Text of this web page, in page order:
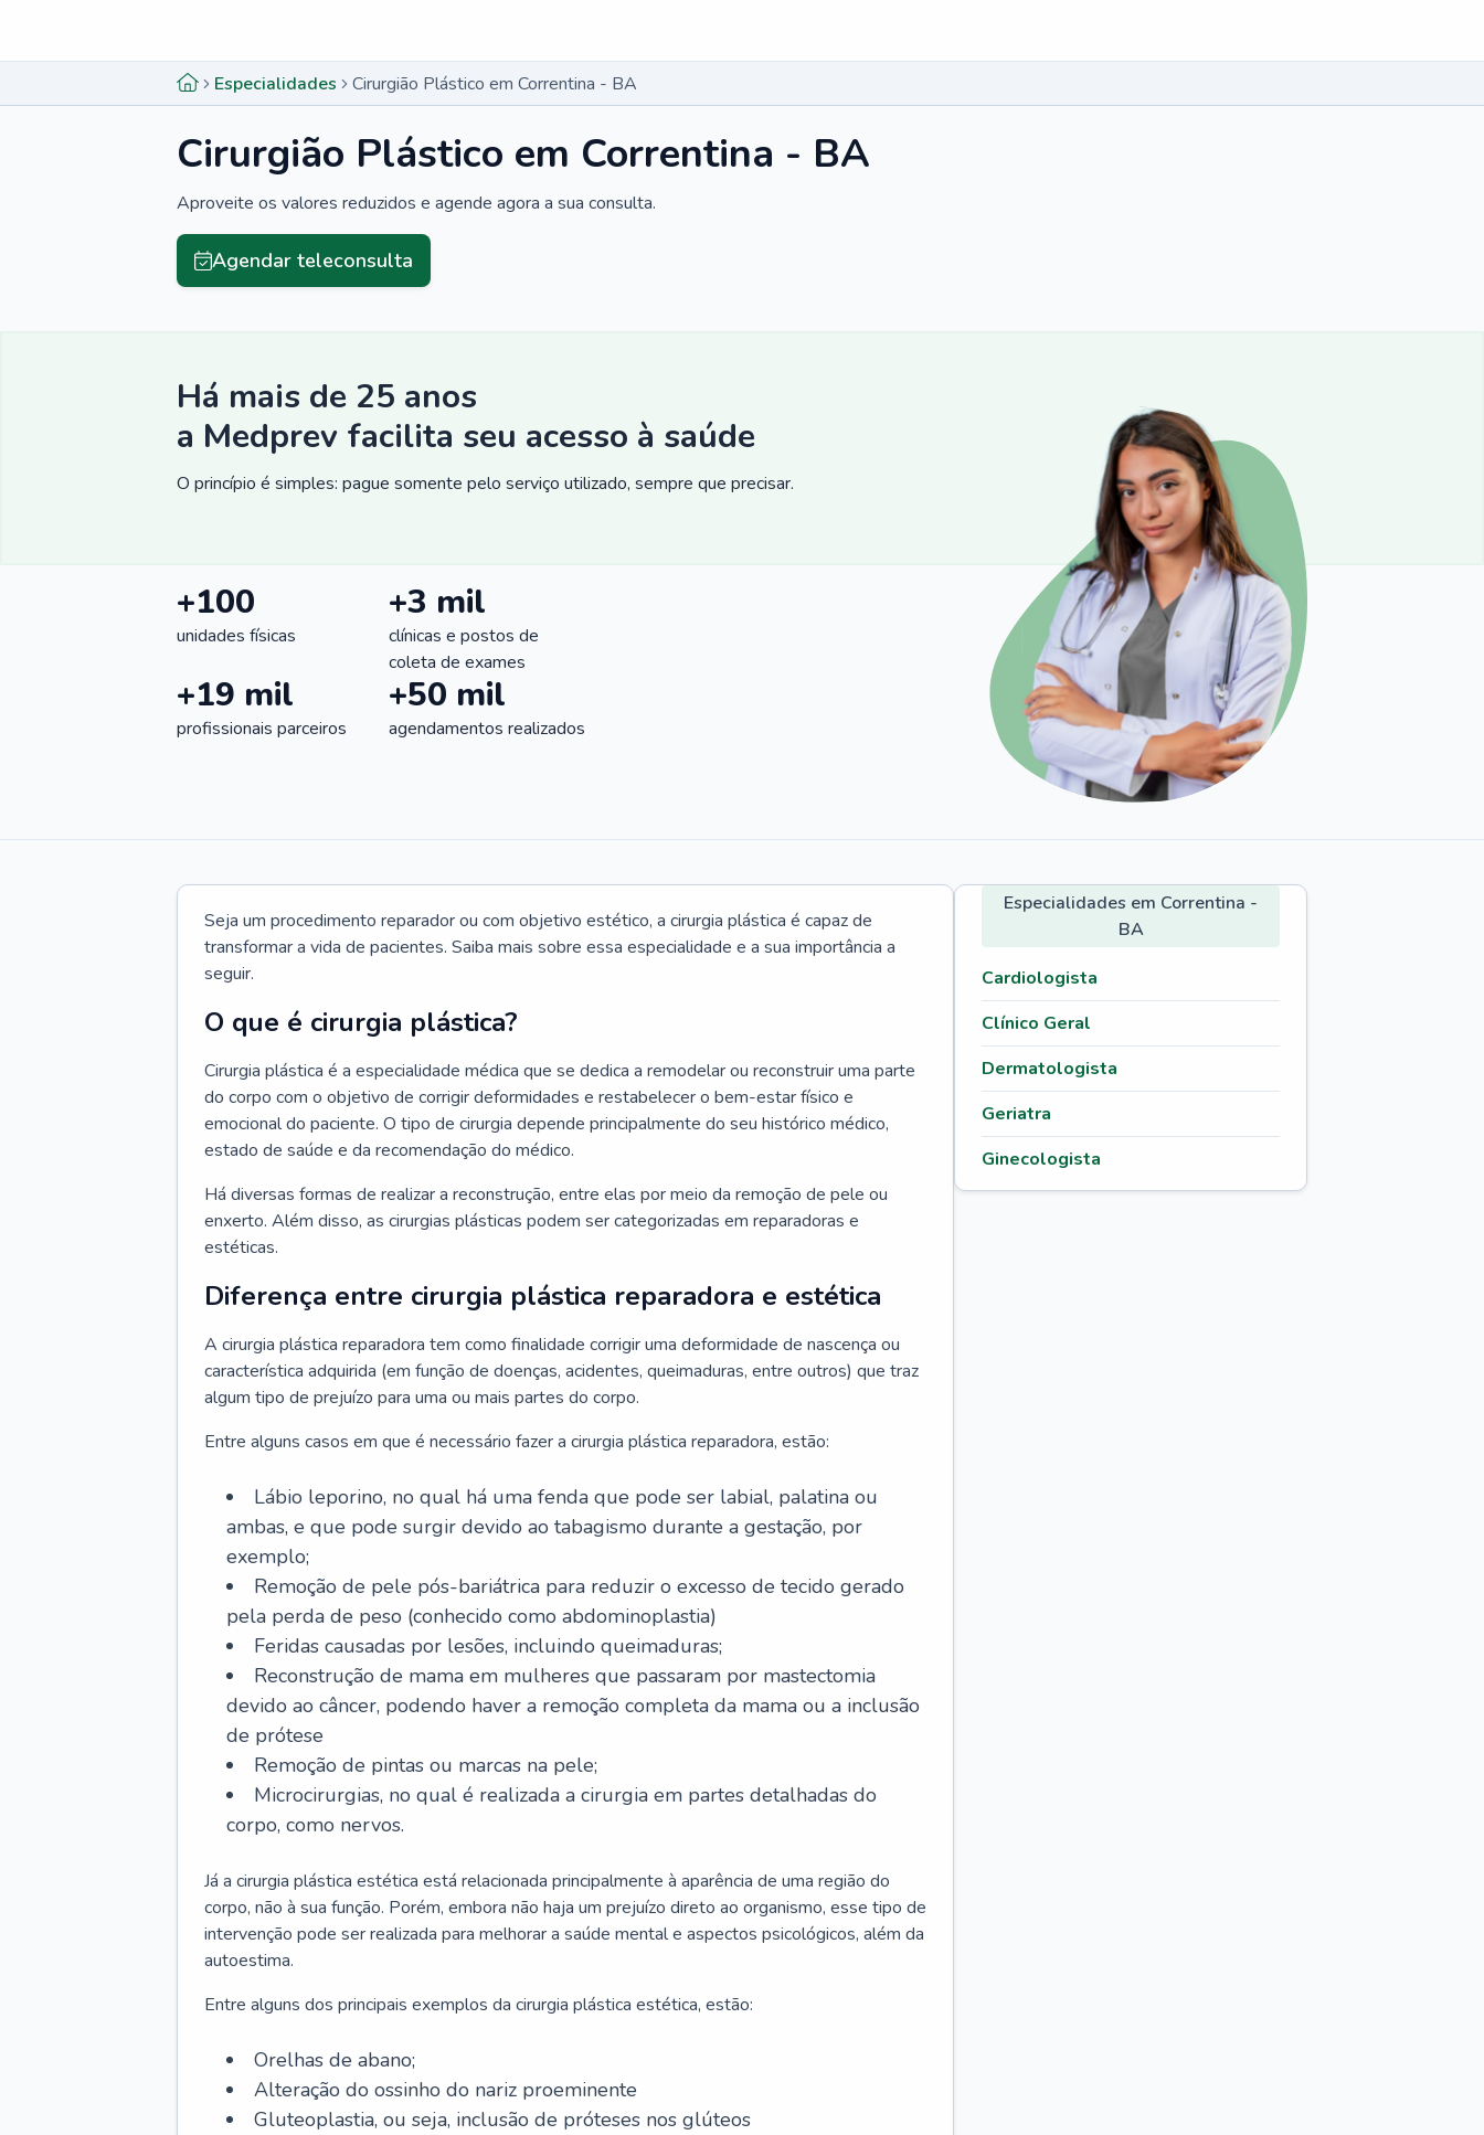
Especialidades Cirurgião Plástico em Correntina - BA
Cirurgião Plástico em Correntina - BA
Aproveite os valores reduzidos e agende agora a sua consulta.
Agendar teleconsulta
Há mais de 25 anos
a Medprev facilita seu acesso à saúde
O princípio é simples: pague somente pelo serviço utilizado, sempre que precisar.
+100
unidades físicas
+3 mil
clínicas e postos de
coleta de exames
+19 mil
profissionais parceiros
+50 mil
agendamentos realizados
Seja um procedimento reparador ou com objetivo estético, a cirurgia plástica é capaz de
transformar a vida de pacientes. Saiba mais sobre essa especialidade e a sua importância a
seguir.
O que é cirurgia plástica?
Cirurgia plástica é a especialidade médica que se dedica a remodelar ou reconstruir uma parte
do corpo com o objetivo de corrigir deformidades e restabelecer o bem-estar físico e
emocional do paciente. O tipo de cirurgia depende principalmente do seu histórico médico,
estado de saúde e da recomendação do médico.
Há diversas formas de realizar a reconstrução, entre elas por meio da remoção de pele ou
enxerto. Além disso, as cirurgias plásticas podem ser categorizadas em reparadoras e
estéticas.
Diferença entre cirurgia plástica reparadora e estética
A cirurgia plástica reparadora tem como finalidade corrigir uma deformidade de nascença ou
característica adquirida (em função de doenças, acidentes, queimaduras, entre outros) que traz
algum tipo de prejuízo para uma ou mais partes do corpo.
Entre alguns casos em que é necessário fazer a cirurgia plástica reparadora, estão:
Lábio leporino, no qual há uma fenda que pode ser labial, palatina ou
ambas, e que pode surgir devido ao tabagismo durante a gestação, por
exemplo;
Remoção de pele pós-bariátrica para reduzir o excesso de tecido gerado
pela perda de peso (conhecido como abdominoplastia)
Feridas causadas por lesões, incluindo queimaduras;
Reconstrução de mama em mulheres que passaram por mastectomia
devido ao câncer, podendo haver a remoção completa da mama ou a inclusão
de prótese
Remoção de pintas ou marcas na pele;
Microcirurgias, no qual é realizada a cirurgia em partes detalhadas do
corpo, como nervos.
Já a cirurgia plástica estética está relacionada principalmente à aparência de uma região do
corpo, não à sua função. Porém, embora não haja um prejuízo direto ao organismo, esse tipo de
intervenção pode ser realizada para melhorar a saúde mental e aspectos psicológicos, além da
autoestima.
Entre alguns dos principais exemplos da cirurgia plástica estética, estão:
Orelhas de abano;
Alteração do ossinho do nariz proeminente
Gluteoplastia, ou seja, inclusão de próteses nos glúteos
Especialidades em Correntina -
BA
Cardiologista
Clínico Geral
Dermatologista
Geriatra
Ginecologista